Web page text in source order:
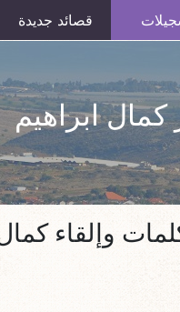
قصائد جديدة
ابراهيم
وإلقاء كمال